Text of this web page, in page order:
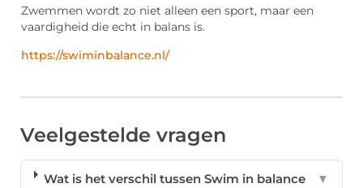
Zwemmen wordt zo niet alleen een sport, maar een
vaardigheid die echt in balans is.
https://swiminbalance.nl/
Veelgestelde vragen
Wat is het verschil tussen Swim in balance
▼